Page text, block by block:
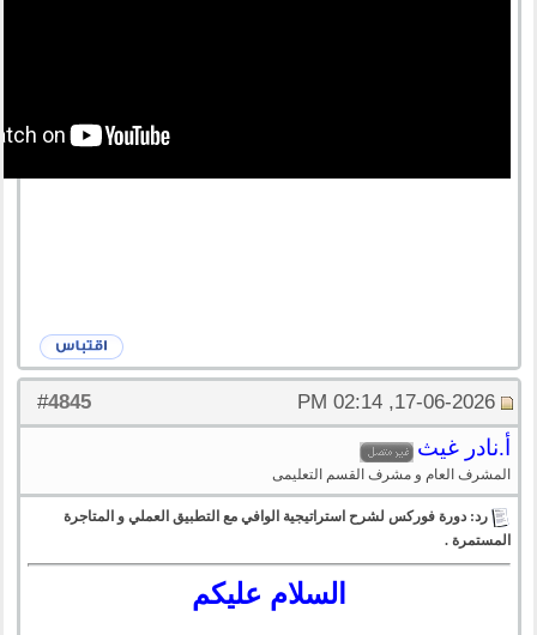
#
4845 17-06-2026, 02:14 PM
أ.نادر غيث
المشرف العام و مشرف القسم التعليمى
رد: دورة فوركس لشرح استراتيجية الوافي مع التطبيق العملي و المتاجرة
المستمرة .
السلام عليكم